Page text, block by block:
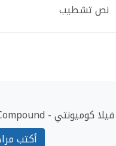
نص تشطيب
أكتب